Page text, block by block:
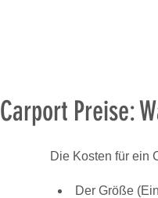
Carport Preise:
Die Kosten für ein
Der Größe